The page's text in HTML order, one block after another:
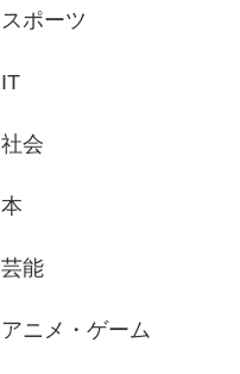
スポーツ
IT
社会
本
芸能
アニメ・ゲーム